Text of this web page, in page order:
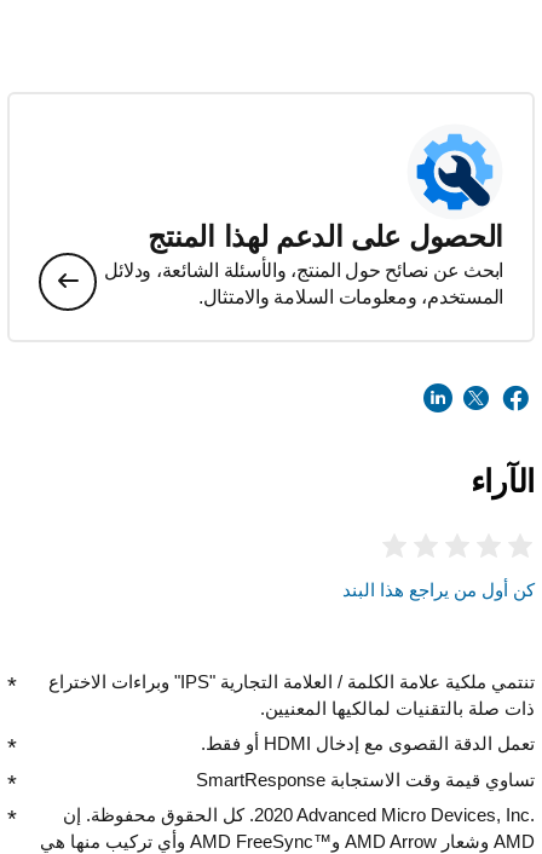
الحصول على الدعم لهذا المنتج
ابحث عن نصائح حول المنتج، والأسئلة الشائعة، ودلائل
المستخدم، ومعلومات السلامة والامتثال.
الآراء
كن أول من يراجع هذا البند
تنتمي ملكية علامة الكلمة / العلامة التجارية "IPS" وبراءات الاختراع
ذات صلة بالتقنيات لمالكيها المعنيين.
تعمل الدقة القصوى مع إدخال HDMI أو فقط.
تساوي قيمة وقت الاستجابة SmartResponse
‎2020 Advanced Micro Devices, Inc.‎. كل الحقوق محفوظة. إن
AMD وشعار AMD Arrow وAMD FreeSync™‎ وأي تركيب منها هي